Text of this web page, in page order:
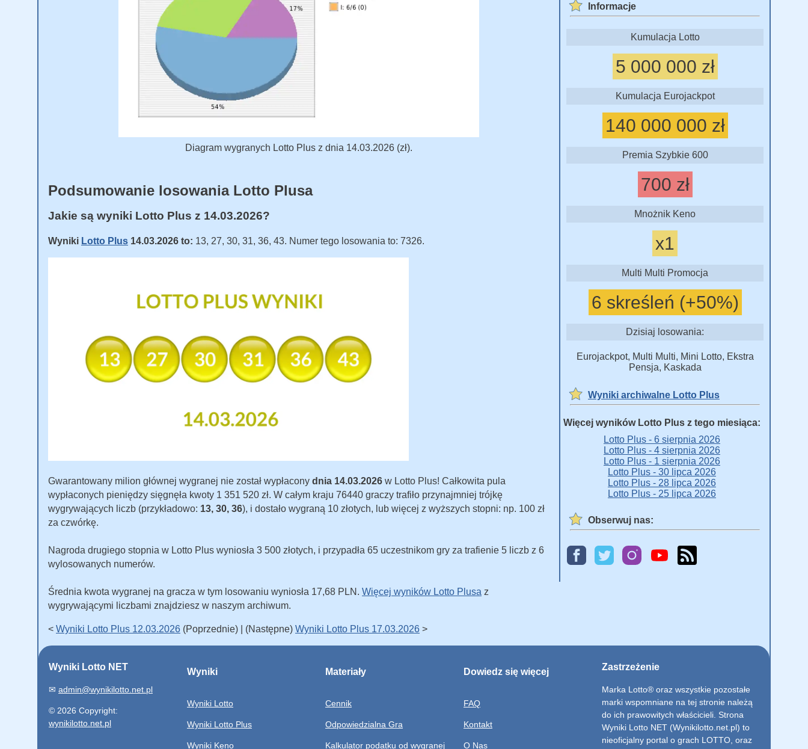
Diagram wygranych Lotto Plus z dnia 14.03.2026 (zł).
Podsumowanie losowania Lotto Plusa
Jakie są wyniki Lotto Plus z 14.03.2026?
Wyniki Lotto Plus 14.03.2026 to: 13, 27, 30, 31, 36, 43. Numer tego losowania to: 7326.
Gwarantowany milion głównej wygranej nie został wypłacony dnia 14.03.2026 w Lotto Plus! Całkowita pula
wypłaconych pieniędzy sięgnęła kwoty 1 351 520 zł. W całym kraju 76440 graczy trafiło przynajmniej trójkę
wygrywających liczb (przykładowo: 13, 30, 36), i dostało wygraną 10 złotych, lub więcej z wyższych stopni: np. 100 zł
za czwórkę.
Nagroda drugiego stopnia w Lotto Plus wyniosła 3 500 złotych, i przypadła 65 uczestnikom gry za trafienie 5 liczb z 6
wylosowanych numerów.
Średnia kwota wygranej na gracza w tym losowaniu wyniosła 17,68 PLN. Więcej wyników Lotto Plusa z
wygrywającymi liczbami znajdziesz w naszym archiwum.
< Wyniki Lotto Plus 12.03.2026 (Poprzednie) | (Następne) Wyniki Lotto Plus 17.03.2026 >
Informacje
Kumulacja Lotto
5 000 000 zł
Kumulacja Eurojackpot
140 000 000 zł
Premia Szybkie 600
700 zł
Mnożnik Keno
x1
Multi Multi Promocja
6 skreśleń (+50%)
Dzisiaj losowania:
Eurojackpot, Multi Multi, Mini Lotto, Ekstra
Pensja, Kaskada
Wyniki archiwalne Lotto Plus
Więcej wyników Lotto Plus z tego miesiąca:
Lotto Plus - 6 sierpnia 2026
Lotto Plus - 4 sierpnia 2026
Lotto Plus - 1 sierpnia 2026
Lotto Plus - 30 lipca 2026
Lotto Plus - 28 lipca 2026
Lotto Plus - 25 lipca 2026
Obserwuj nas:
Wyniki Lotto NET
✉ admin@wynikilotto.net.pl
© 2026 Copyright:
wynikilotto.net.pl
Wyniki
Wyniki Lotto
Wyniki Lotto Plus
Wyniki Keno
Materiały
Cennik
Odpowiedzialna Gra
Kalkulator podatku od wygranej
Dowiedz się więcej
FAQ
Kontakt
O Nas
Zastrzeżenie
Marka Lotto® oraz wszystkie pozostałe
marki wspomniane na tej stronie należą
do ich prawowitych właścicieli. Strona
Wyniki Lotto NET (Wynikilotto.net.pl) to
nieoficjalny portal o grach LOTTO, oraz